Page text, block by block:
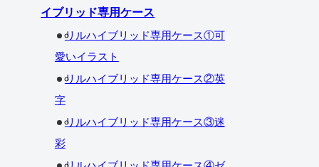
イブリッド専用ケース
リルハイブリッド専用ケース①可
愛いイラスト
リルハイブリッド専用ケース②英
字
リルハイブリッド専用ケース③迷
彩